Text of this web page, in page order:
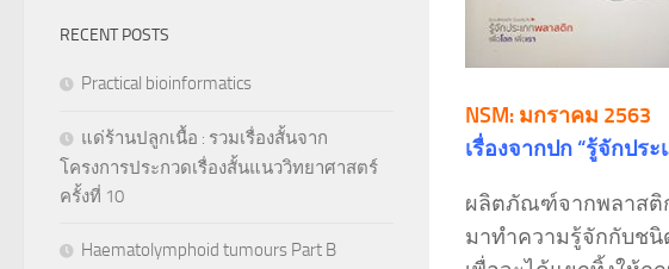
NSM: มกราคม 2563
เรื่องจากปก “รู้จักปร
ผลิตภัณฑ์จากพลาสติ
มาทำความรู้จักกับช
RECENT POSTS
Practical bioinformatics
แด่ร้านปลูกเนื้อ : รวมเรื่องสั้นจาก
โครงการประกวดเรื่องสั้นแนววิทยาศาสตร์
ครั้งที่ 10
Haematolymphoid tumours Part B